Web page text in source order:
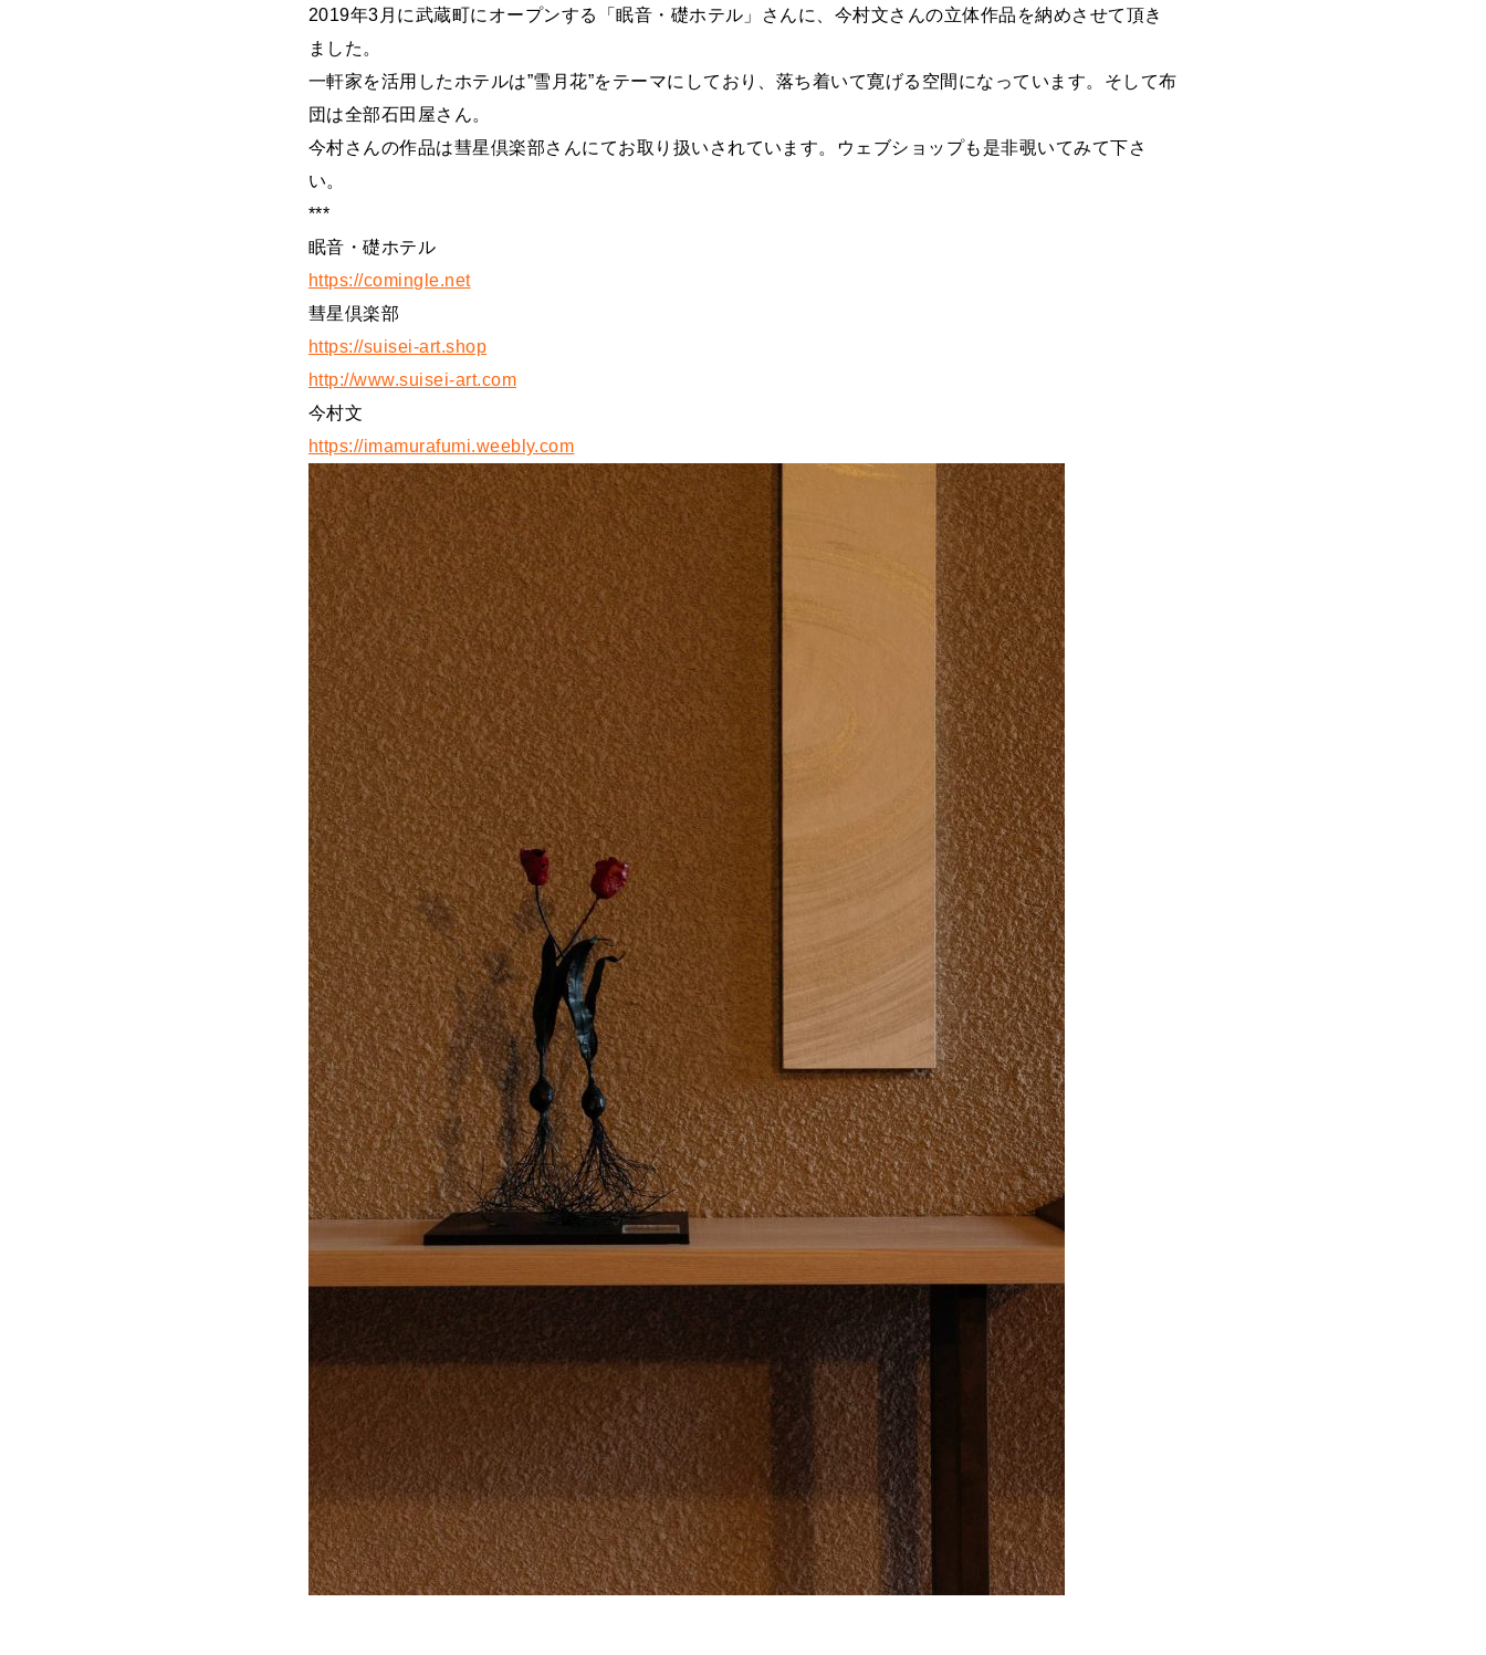
2019年3月に武蔵町にオープンする「眠音・礎ホテル」さんに、今村文さんの立体作品を納めさせて頂き
ました。
一軒家を活用したホテルは”雪月花”をテーマにしており、落ち着いて寛げる空間になっています。そして布
団は全部石田屋さん。
今村さんの作品は彗星倶楽部さんにてお取り扱いされています。ウェブショップも是非覗いてみて下さ
い。
***
眠音・礎ホテル
https://comingle.net
彗星倶楽部
https://suisei-art.shop
http://www.suisei-art.com
今村文
https://imamurafumi.weebly.com